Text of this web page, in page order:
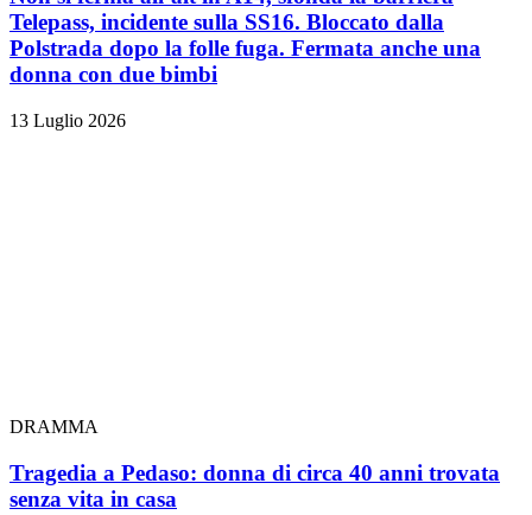
Telepass, incidente sulla SS16. Bloccato dalla
Polstrada dopo la folle fuga. Fermata anche una
donna con due bimbi
13 Luglio 2026
DRAMMA
Tragedia a Pedaso: donna di circa 40 anni trovata
senza vita in casa